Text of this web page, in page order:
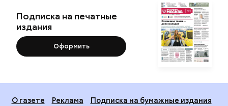
Подписка на печатные
издания
Оформить
О газете Реклама
Подписка на бумажные издания